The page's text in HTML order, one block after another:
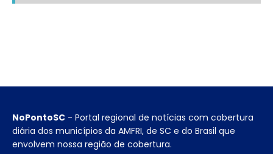
NoPontoSC - Portal regional de notícias com cobertura
diária dos municípios da AMFRI, de SC e do Brasil que
envolvem nossa região de cobertura.